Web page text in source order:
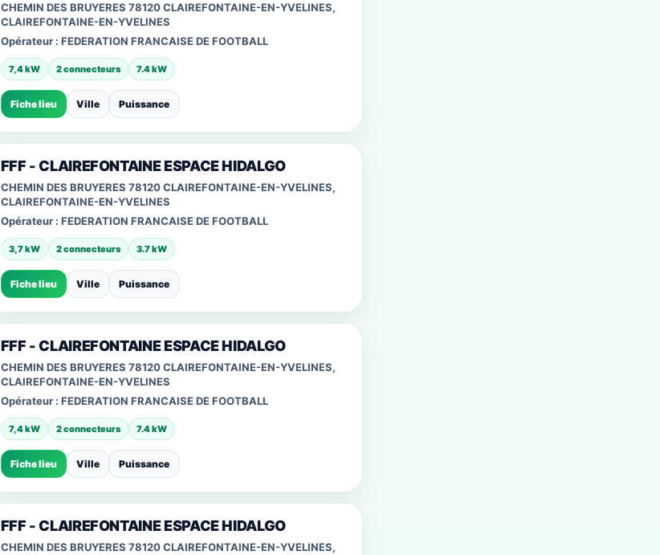
CHEMIN DES BRUYERES 78120 CLAIREFONTAINE-EN-YVELINES,
CLAIREFONTAINE-EN-YVELINES
Opérateur : FEDERATION FRANCAISE DE FOOTBALL
7,4 kW 2 connecteurs 7.4 kW
Fiche lieu Ville Puissance
FFF - CLAIREFONTAINE ESPACE HIDALGO
CHEMIN DES BRUYERES 78120 CLAIREFONTAINE-EN-YVELINES,
CLAIREFONTAINE-EN-YVELINES
Opérateur : FEDERATION FRANCAISE DE FOOTBALL
3,7 kW 2 connecteurs 3.7 kW
Fiche lieu Ville Puissance
FFF - CLAIREFONTAINE ESPACE HIDALGO
CHEMIN DES BRUYERES 78120 CLAIREFONTAINE-EN-YVELINES,
CLAIREFONTAINE-EN-YVELINES
Opérateur : FEDERATION FRANCAISE DE FOOTBALL
7,4 kW 2 connecteurs 7.4 kW
Fiche lieu Ville Puissance
FFF - CLAIREFONTAINE ESPACE HIDALGO
CHEMIN DES BRUYERES 78120 CLAIREFONTAINE-EN-YVELINES,